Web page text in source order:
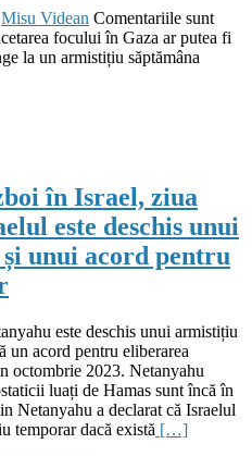
Misu Videan Comentariile sunt
focului în Gaza ar putea fi
la un armistițiu săptămâna
în Israel, ziua
este deschis unui
unui acord pentru
este deschis unui armistițiu
un acord pentru eliberarea
octombrie 2023. Netanyahu
luați de Hamas sunt încă în
Netanyahu a declarat că Israelul
temporar dacă există […]